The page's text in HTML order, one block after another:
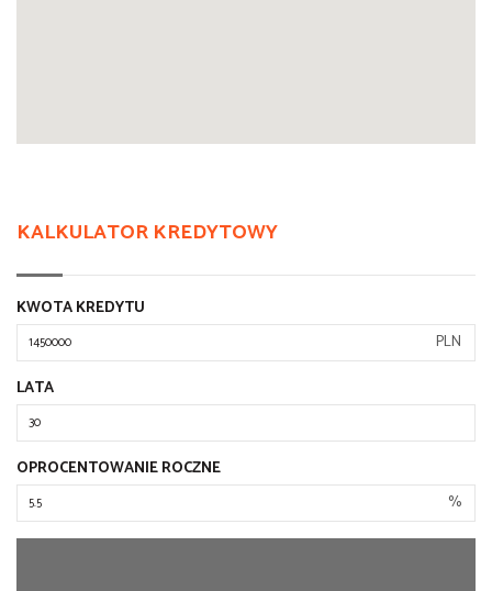
KALKULATOR KREDYTOWY
KWOTA KREDYTU
PLN
LATA
OPROCENTOWANIE ROCZNE
%